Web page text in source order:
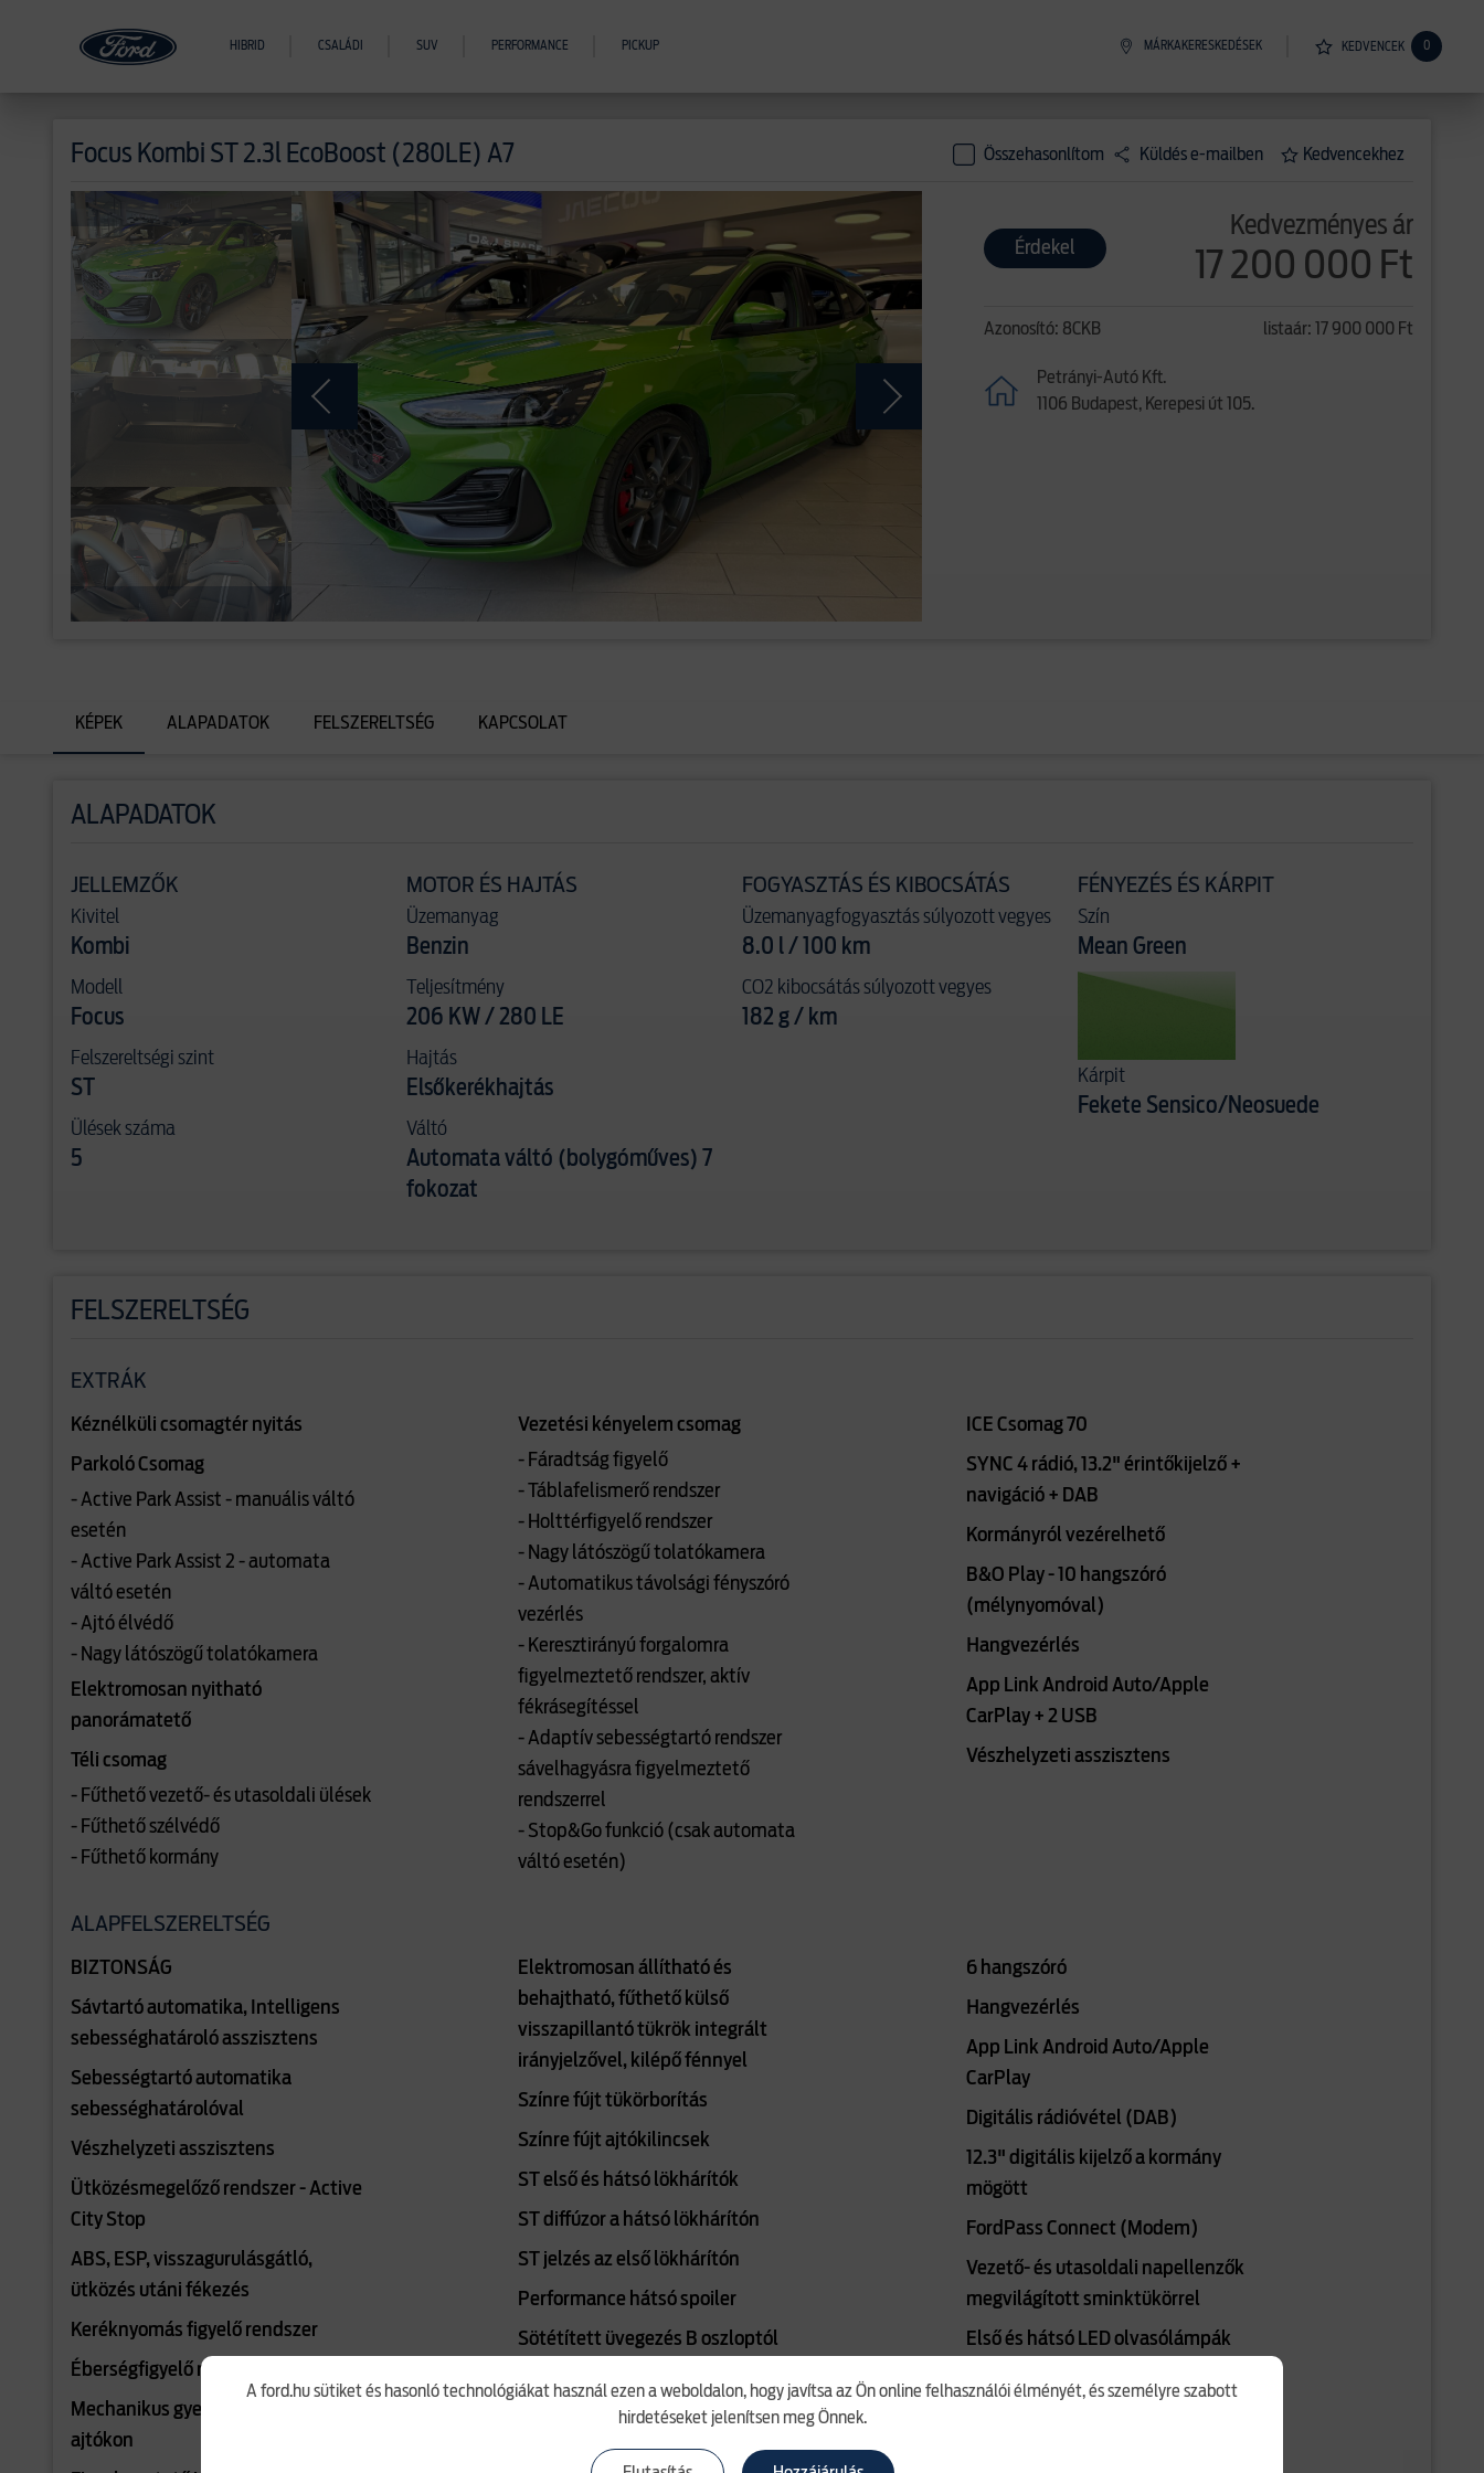
HIBRID CSALÁDI SUV PERFORMANCE PICKUP MÁRKAKERESKEDÉSEK KEDVENCEK 0
Focus Kombi ST 2.3l EcoBoost (280LE) A7 Összehasonlítom Küldés e-mailben Kedvencekhez
Érdekel
Kedvezményes ár
17 200 000 Ft
Azonosító: 8CKB listaár: 17 900 000 Ft
Petrányi-Autó Kft.
1106 Budapest, Kerepesi út 105.
KÉPEK ALAPADATOK FELSZERELTSÉG KAPCSOLAT
ALAPADATOK
JELLEMZŐK
Kivitel
Kombi
Modell
Focus
Felszereltségi szint
ST
Ülések száma
5
MOTOR ÉS HAJTÁS
Üzemanyag
Benzin
Teljesítmény
206 KW / 280 LE
Hajtás
Elsőkerékhajtás
Váltó
Automata váltó (bolygóműves) 7
fokozat
FOGYASZTÁS ÉS KIBOCSÁTÁS
Üzemanyagfogyasztás súlyozott vegyes
8.0 l / 100 km
CO2 kibocsátás súlyozott vegyes
182 g / km
FÉNYEZÉS ÉS KÁRPIT
Szín
Mean Green
Kárpit
Fekete Sensico/Neosuede
FELSZERELTSÉG
EXTRÁK
Kéznélküli csomagtér nyitás
Parkoló Csomag
- Active Park Assist - manuális váltó
esetén
- Active Park Assist 2 - automata
váltó esetén
- Ajtó élvédő
- Nagy látószögű tolatókamera
Elektromosan nyitható
panorámatető
Téli csomag
- Fűthető vezető- és utasoldali ülések
- Fűthető szélvédő
- Fűthető kormány
Vezetési kényelem csomag
- Fáradtság figyelő
- Táblafelismerő rendszer
- Holttérfigyelő rendszer
- Nagy látószögű tolatókamera
- Automatikus távolsági fényszóró
vezérlés
- Keresztirányú forgalomra
figyelmeztető rendszer, aktív
fékrásegítéssel
- Adaptív sebességtartó rendszer
sávelhagyásra figyelmeztető
rendszerrel
- Stop&Go funkció (csak automata
váltó esetén)
ICE Csomag 70
SYNC 4 rádió, 13.2" érintőkijelző +
navigáció + DAB
Kormányról vezérelhető
B&O Play - 10 hangszóró
(mélynyomóval)
Hangvezérlés
App Link Android Auto/Apple
CarPlay + 2 USB
Vészhelyzeti asszisztens
ALAPFELSZERELTSÉG
BIZTONSÁG
Sávtartó automatika, Intelligens
sebességhatároló asszisztens
Sebességtartó automatika
sebességhatárolóval
Vészhelyzeti asszisztens
Ütközésmegelőző rendszer - Active
City Stop
ABS, ESP, visszagurulásgátló,
ütközés utáni fékezés
Keréknyomás figyelő rendszer
Éberségfigyelő rendszer
Mechanikus gyerekzár a hátsó
ajtókon
Elektromosan állítható és
behajtható, fűthető külső
visszapillantó tükrök integrált
irányjelzővel, kilépő fénnyel
Színre fújt tükörborítás
Színre fújt ajtókilincsek
ST első és hátsó lökhárítók
ST diffúzor a hátsó lökhárítón
ST jelzés az első lökhárítón
Performance hátsó spoiler
Sötétített üvegezés B oszloptól
(Titanium sedan, Titanium Business
6 hangszóró
Hangvezérlés
App Link Android Auto/Apple
CarPlay
Digitális rádióvétel (DAB)
12.3" digitális kijelző a kormány
mögött
FordPass Connect (Modem)
Vezető- és utasoldali napellenzők
megvilágított sminktükörrel
Első és hátsó LED olvasólámpák
Belső hangulatfény (LED)
A ford.hu sütiket és hasonló technológiákat használ ezen a weboldalon, hogy javítsa az Ön online felhasználói élményét, és személyre szabott
hirdetéseket jelenítsen meg Önnek.